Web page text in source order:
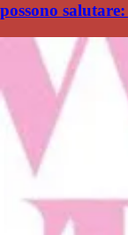
possono